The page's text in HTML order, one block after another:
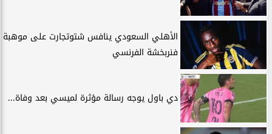
الأهلي السعودي ينافس شتوتجارت على موهبة
فنربخشة الفرنسي
دي باول يوجه رسالة مؤثرة لميسي بعد وفاة...